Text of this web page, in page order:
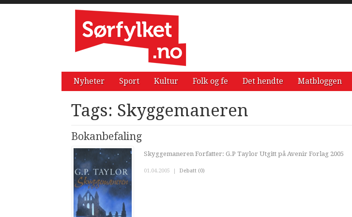
Nyheter Sport Kultur Folk og fe Det hendte Matbloggen
Tags: Skyggemaneren
Bokanbefaling
Skyggemaneren Forfatter: G.P Taylor Utgitt på Avenir Forlag 2005
01.04.2005 | Debatt (0)